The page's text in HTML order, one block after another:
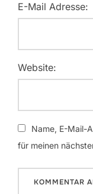
E-Mail Adresse:
Website:
Name, E-Mail-
für meinen